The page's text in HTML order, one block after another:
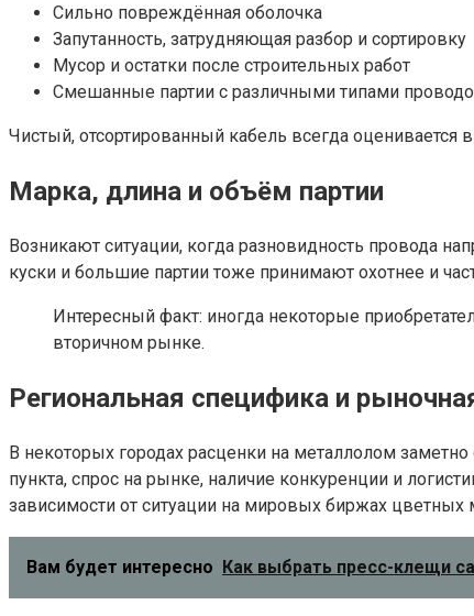
Сильно повреждённая оболочка
Запутанность, затрудняющая разбор и сортировку
Мусор и остатки после строительных работ
Смешанные партии с различными типами
Чистый, отсортированный кабель всегда
Марка, длина и объём партии
Возникают ситуации, когда разновидность провода
куски и большие партии тоже принимают охотнее и
Интересный факт: иногда некоторые
вторичном рынке.
Региональная специфика и
В некоторых городах расценки на металлолом
пункта, спрос на рынке, наличие конкуренции и
зависимости от ситуации на мировых биржах цветных
Вам будет интересно Как выбрать пресс-клещи